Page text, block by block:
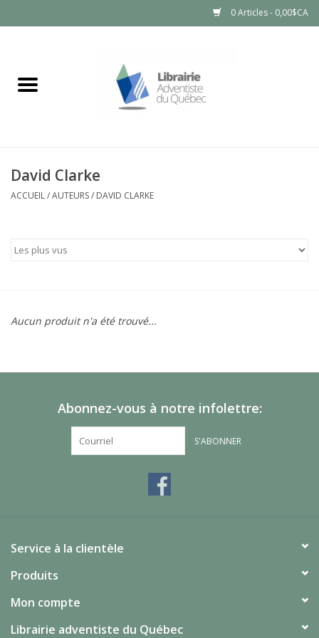
0 Articles - 0,00$CA
David Clarke
ACCUEIL/AUTEURS/ DAVID CLARKE
Aucun produit n'a été trouvé...
Abonnez-vous à notre infolettre:
S'ABONNER
Service à la clientèle
Produits
Mon compte
Librairie adventiste du Québec